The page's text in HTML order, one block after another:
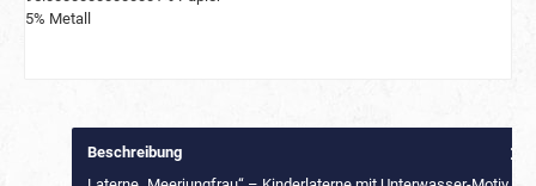
5% Metall
Beschreibung